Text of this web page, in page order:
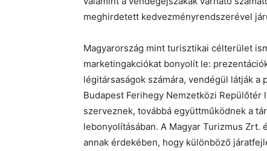
meghirdetett kedvezményrendszerével
Magyarország mint turisztikai célterület
marketingakciókat bonyolít le:
légitársaságok számára, vendégül látják
Budapest Ferihegy Nemzetközi
szerveznek, továbbá együttműködnek a
lebonyolításában. A Magyar Turizmus
annak érdekében, hogy különböző